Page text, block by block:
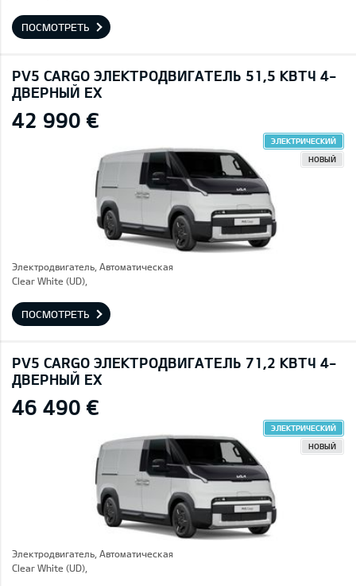
ПОСМОТРЕТЬ
PV5 CARGO ЭЛЕКТРОДВИГАТЕЛЬ 51,5 КВТЧ 4-
ДВЕРНЫЙ EX
42 990 €
ЭЛЕКТРИЧЕСКИЙ
НОВЫЙ
Электродвигатель, Автоматическая
Clear White (UD),
ПОСМОТРЕТЬ
PV5 CARGO ЭЛЕКТРОДВИГАТЕЛЬ 71,2 КВТЧ 4-
ДВЕРНЫЙ EX
46 490 €
ЭЛЕКТРИЧЕСКИЙ
НОВЫЙ
Электродвигатель, Автоматическая
Clear White (UD),